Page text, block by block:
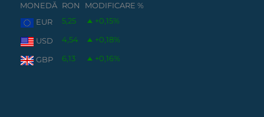
MONEDĂ RON
MODIFICARE %
EUR
5,25 +0,15%
USD 4,54 +0,18%
GBP 6,13 +0,16%